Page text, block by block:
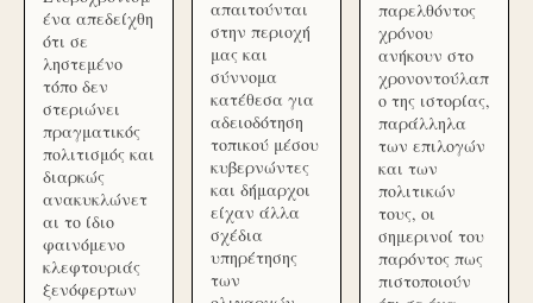
ένα απεδείχθη
ότι σε
ληστεμένο
τόπο δεν
στεριώνει
πραγματικός
πολιτισμός και
διαρκώς
ανακυκλώνετ
αι το ίδιο
φαινόμενο
κλεφτουριάς
ξενόφερτων
απαιτούνται
στην περιοχή
μας και
σύννομα
κατέθεσα για
αδειοδότηση
τοπικού μέσου
κυβερνώντες
και δήμαρχοι
είχαν άλλα
σχέδια
υπηρέτησης
των
παρελθόντος
χρόνου
ανήκουν στο
χρονοντούλαπ
ο της ιστορίας,
παράλληλα
των επιλογών
και των
πολιτικών
τους, οι
σημερινοί του
παρόντος πως
πιστοποιούν